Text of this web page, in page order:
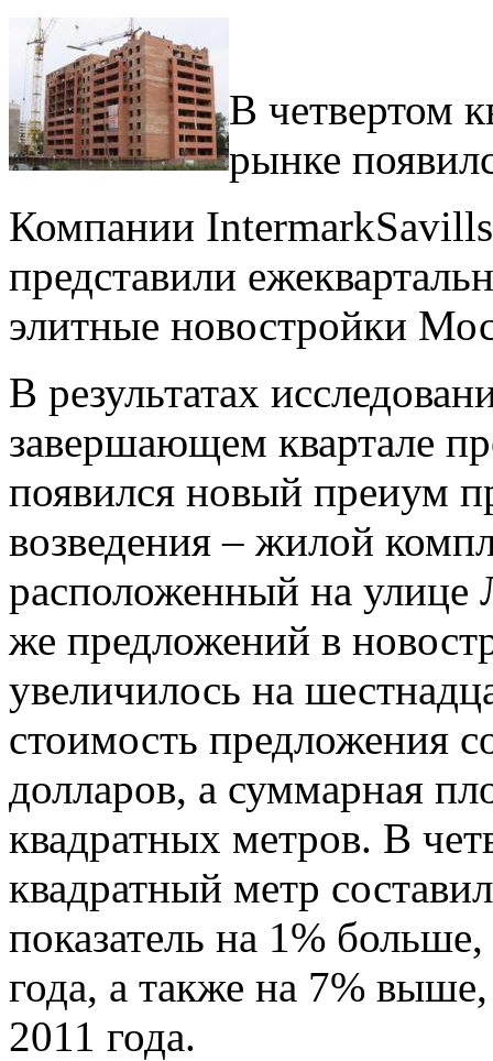
В четвертом
рынке
Компании
представили
элитные новостройки
В результатах
завершающем квартале
появился новый преиум
возведения – жилой
расположенный на улице
же предложений в
увеличилось на
стоимость предложения
долларов, а суммарная
квадратных метров. В
квадратный метр
показатель на 1%
года, а также на 7%
2011 года.